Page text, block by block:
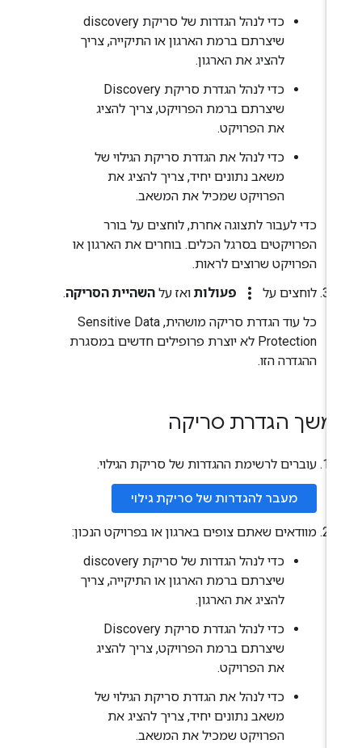
כדי לנהל הגדרות של סריקת discovery
שיצרתם ברמת הארגון או התיקייה, צריך
להציג את הארגון.
כדי לנהל הגדרת סריקת Discovery
שיצרתם ברמת הפרויקט, צריך להציג
את הפרויקט.
כדי לנהל את הגדרת סריקת הגילוי של
משאב נתונים יחיד, צריך להציג את
הפרויקט שמכיל את המשאב.
כדי לעבור לתצוגה אחרת, לוחצים על בורר
הפרויקטים בסרגל הכלים. בוחרים את הארגון או
הפרויקט שרוצים לראות.
לוחצים עלmore_vert פעולותואז עלהשהיית הסריקה.
כל עוד הגדרת סריקה מושהית, Sensitive Data
Protection לא יוצרת פרופילים חדשים במסגרת
ההגדרה הזו.
הגדרת סריקה
עוברים לרשימת ההגדרות של סריקת הגילוי.
מעבר להגדרות של סריקת גילוי
מוודאים שאתם צופים בארגון או בפרויקט הנכון:
כדי לנהל הגדרות של סריקת discovery
שיצרתם ברמת הארגון או התיקייה, צריך
להציג את הארגון.
כדי לנהל הגדרת סריקת Discovery
שיצרתם ברמת הפרויקט, צריך להציג
את הפרויקט.
כדי לנהל את הגדרת סריקת הגילוי של
משאב נתונים יחיד, צריך להציג את
הפרויקט שמכיל את המשאב.